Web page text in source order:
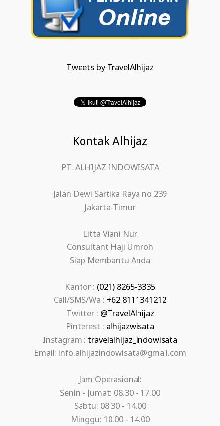
Tweets by TravelAlhijaz
Kontak Alhijaz
PT. ALHIJAZ INDOWISATA
Jalan Dewi Sartika Raya no 239
Jakarta-Timur
Litta Viani Nur
Consultant Haji Umroh
Siap Membantu Anda
Kantor : (021) 8265-3335
Call/SMS/Wa : +62 8111341212
Twitter : @TravelAlhijaz
Pinterest : alhijazwisata
Instagram : travelalhijaz_indowisata
Email: info.alhijazindowisata@gmail.com
Jam Operasional:
Senin - Jumat: 08.30 - 17.00
Sabtu: 08.30 - 14.00
Minggu: 10.00 - 14.00